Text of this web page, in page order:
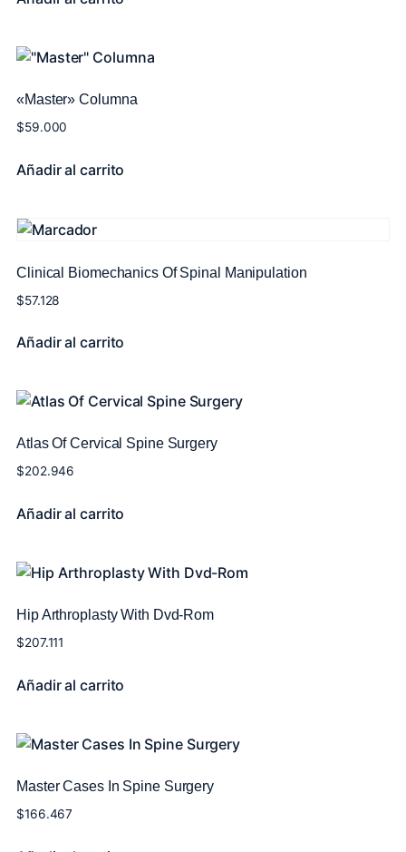
«Master» Columna
$59.000
Añadir al carrito
Clinical Biomechanics Of Spinal Manipulation
$57.128
Añadir al carrito
Atlas Of Cervical Spine Surgery
$202.946
Añadir al carrito
Hip Arthroplasty With Dvd-Rom
$207.111
Añadir al carrito
Master Cases In Spine Surgery
$166.467